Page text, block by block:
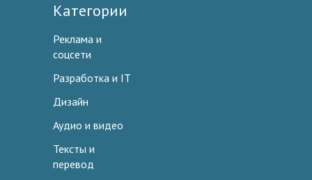
Категории
Реклама и
соцсети
Разработка и IT
Дизайн
Аудио и видео
Тексты и
перевод